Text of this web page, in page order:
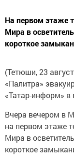
На первом этаже
Мира в
короткое
(Тетюши, 23
«Палитра»
«Татар-информ»
Вчера вечером в
на первом этаже
Мира в
короткое